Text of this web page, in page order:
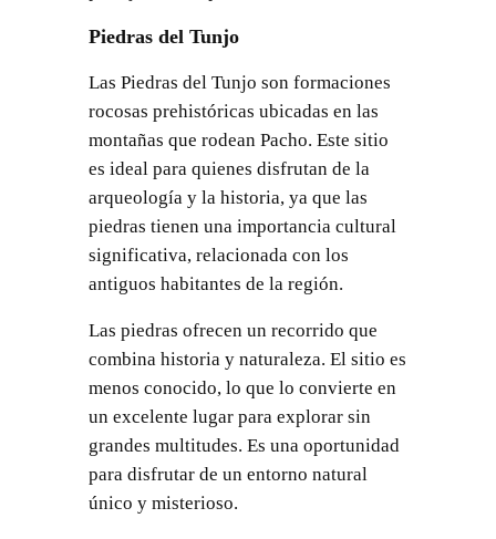
Piedras del Tunjo
Las Piedras del Tunjo son formaciones
rocosas prehistóricas ubicadas en las
montañas que rodean Pacho. Este sitio
es ideal para quienes disfrutan de la
arqueología y la historia, ya que las
piedras tienen una importancia cultural
significativa, relacionada con los
antiguos habitantes de la región.
Las piedras ofrecen un recorrido que
combina historia y naturaleza. El sitio es
menos conocido, lo que lo convierte en
un excelente lugar para explorar sin
grandes multitudes. Es una oportunidad
para disfrutar de un entorno natural
único y misterioso.